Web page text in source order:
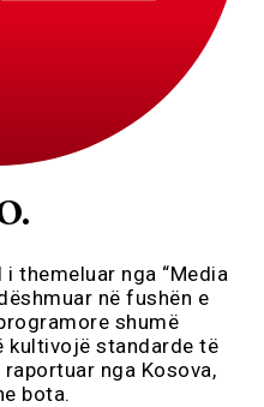
themeluar nga “Media
në fushën e
shumë
kultivojë standarde të
nga Kosova,
bota.